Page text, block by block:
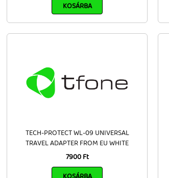
KOSÁRBA
TECH-PROTECT WL-09 UNIVERSAL
TRAVEL ADAPTER FROM EU WHITE
7900 Ft